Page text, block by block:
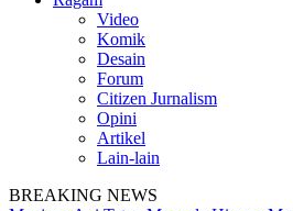
Video
Komik
Desain
Forum
Citizen Jurnalism
Opini
Artikel
Lain-lain
BREAKING NEWS